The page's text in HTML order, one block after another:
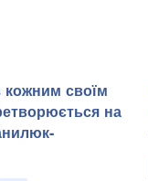
кожним своїм
на